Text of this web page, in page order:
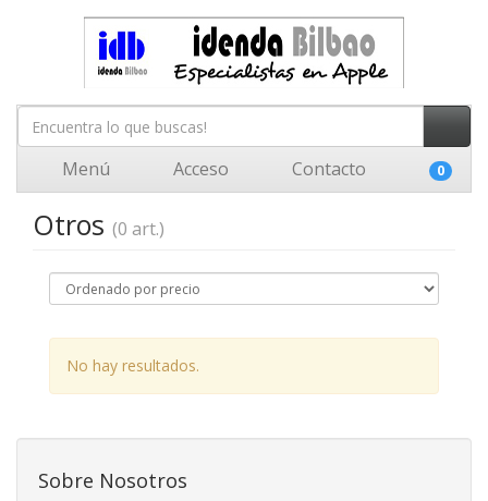
Menú Acceso Contacto 0
Otros (0 art.)
No hay resultados.
Sobre Nosotros